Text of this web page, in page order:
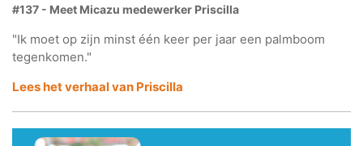
#137 - Meet Micazu medewerker Priscilla
"Ik moet op zijn minst één keer per jaar een palmboom
tegenkomen."
Lees het verhaal van Priscilla